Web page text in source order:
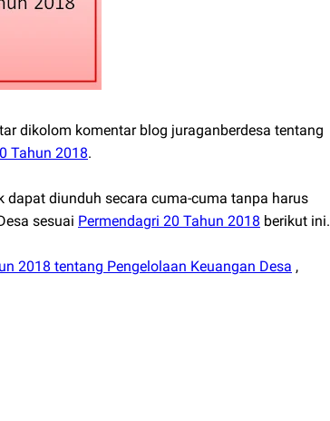
dikolom komentar blog juraganberdesa tentang
Tahun 2018.
diunduh secara cuma-cuma tanpa harus
sesuai Permendagri 20 Tahun 2018 berikut ini.
2018 tentang Pengelolaan Keuangan Desa ,